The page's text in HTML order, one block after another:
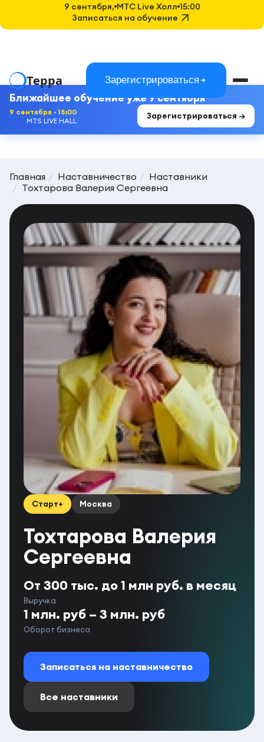
Терра Зарегистрироваться
Ближайшее обучение уже 9 сентября
9 сентября · 15:00
MTS LIVE HALL
Зарегистрироваться →
Главная Наставничество
Наставники
Тохтарова Валерия Сергеевна
Старт+ Москва
Тохтарова Валерия
Сергеевна
От 300 тыс. до 1 млн руб. в месяц
Выручка
1 млн. руб – 3 млн. руб
Оборот бизнеса
Записаться на наставничество
Все наставники
9 сентября, MTC Live Холл 15:00
Записаться на обучение